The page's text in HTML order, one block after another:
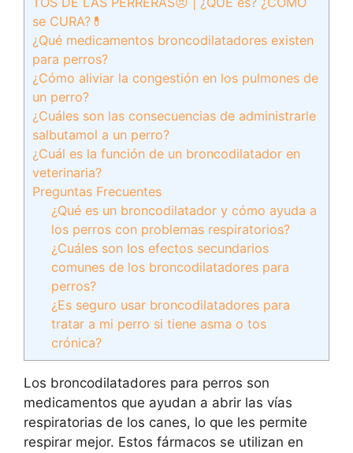
se CURA?💊
¿Qué medicamentos broncodilatadores existen
para perros?
¿Cómo aliviar la congestión en los pulmones de
un perro?
¿Cuáles son las consecuencias de administrarle
salbutamol a un perro?
¿Cuál es la función de un broncodilatador en
veterinaria?
Preguntas Frecuentes
¿Qué es un broncodilatador y cómo ayuda a
los perros con problemas respiratorios?
¿Cuáles son los efectos secundarios
comunes de los broncodilatadores para
perros?
¿Es seguro usar broncodilatadores para
tratar a mi perro si tiene asma o tos
crónica?
Los broncodilatadores para perros son
medicamentos que ayudan a abrir las vías
respiratorias de los canes, lo que les permite
respirar mejor. Estos fármacos se utilizan en